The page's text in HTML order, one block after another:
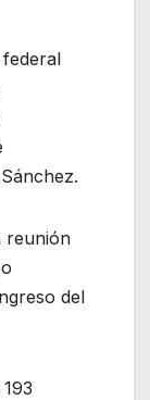
reunión
del